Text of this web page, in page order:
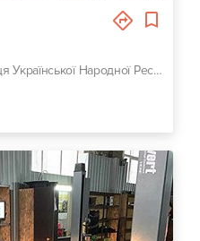
г. Сумы, вулиця Української Народної Республіки, 4